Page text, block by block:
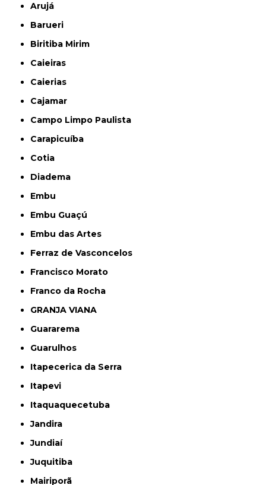
Arujá
Barueri
Biritiba Mirim
Caieiras
Caierias
Cajamar
Campo Limpo Paulista
Carapicuíba
Cotia
Diadema
Embu
Embu Guaçú
Embu das Artes
Ferraz de Vasconcelos
Francisco Morato
Franco da Rocha
GRANJA VIANA
Guararema
Guarulhos
Itapecerica da Serra
Itapevi
Itaquaquecetuba
Jandira
Jundiaí
Juquitiba
Mairiporã